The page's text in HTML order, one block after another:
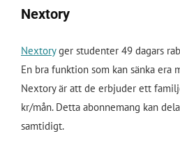
Nextory
Nextoryger studenter 49 dagars
En bra funktion som kan sänka era
Nextory är att de erbjuder ett
kr/mån. Detta abonnemang kan
samtidigt.